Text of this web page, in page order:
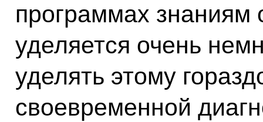
программах знаниям
уделяется очень
уделять этому
своевременной